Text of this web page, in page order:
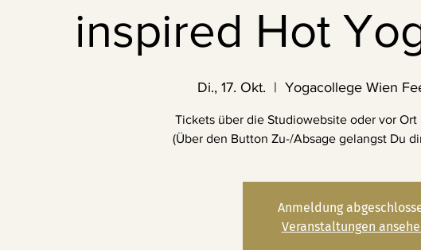
inspired Hot
Di., 17. Okt.
  |
Yogacollege Wien
Tickets über die Studiowebsite oder vor Ort
(Über den Button Zu-/Absage gelangst Du
Anmeldung
Veranstaltungen